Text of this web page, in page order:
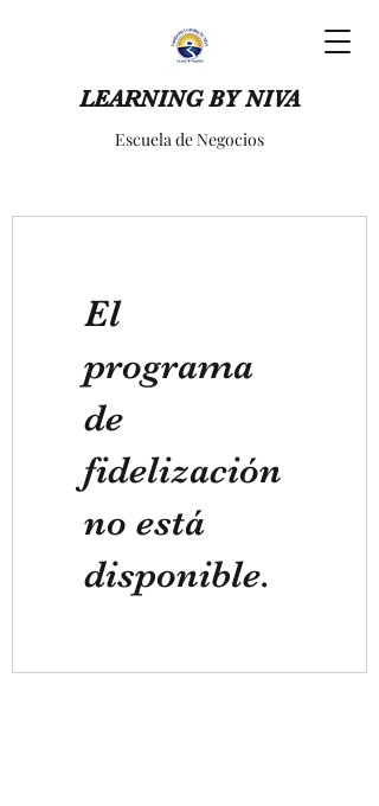
LEARNING BY NIVA
Escuela de Negocios
El
programa
de
fidelización
no está
disponible.